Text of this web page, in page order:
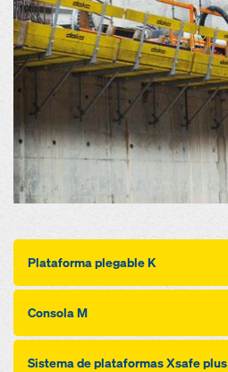
Plataforma plegable K
Consola M
Sistema de plataformas Xsafe plus